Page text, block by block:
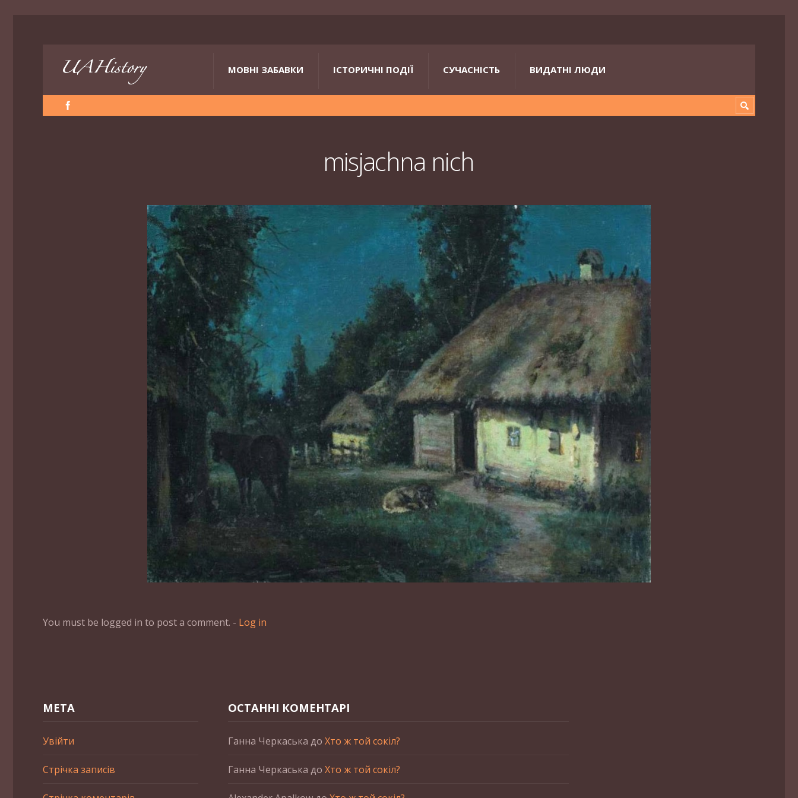
МОВНІ ЗАБАВКИ ІСТОРИЧНІ ПОДІЇ СУЧАСНІСТЬ ВИДАТНІ ЛЮДИ
misjachna nich
You must be logged in to post a comment. - Log in
МЕТА
Увійти
Стрічка записів
ОСТАННІ КОМЕНТАРІ
Ганна Черкаська до Хто ж той сокіл?
Ганна Черкаська до Хто ж той сокіл?